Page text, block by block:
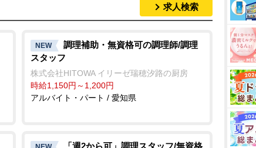
t
求人検索
NEW
調理補助・無資格可の調理師/調理
スタッフ
株式会社HITOWA イリーゼ瑞穂汐路の厨房
時給1,150円～1,200円
アルバイト・パート / 愛知県
「週2から可」調理スタッフ/無資格